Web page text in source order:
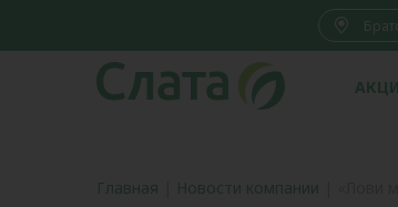
Главная Новости компании